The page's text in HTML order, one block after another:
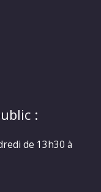
:
de 13h30 à